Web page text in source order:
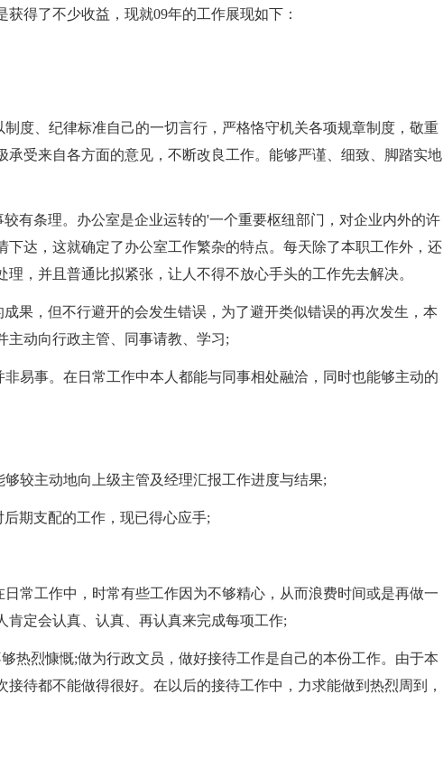
得了不少收益，现就09年的工作展现如下：
度、纪律标准自己的一切言行，严格恪守机关各项规章制度，敬重
承受来自各方面的意见，不断改良工作。能够严谨、细致、脚踏实地
有条理。办公室是企业运转的'一个重要枢纽部门，对企业内外的许
下达，这就确定了办公室工作繁杂的特点。每天除了本职工作外，还
，并且普通比拟紧张，让人不得不放心手头的工作先去解决。
果，但不行避开的会发生错误，为了避开类似错误的再次发生，本
主动向行政主管、同事请教、学习;
易事。在日常工作中本人都能与同事相处融洽，同时也能够主动的
较主动地向上级主管及经理汇报工作进度与结果;
期支配的工作，现已得心应手;
常工作中，时常有些工作因为不够精心，从而浪费时间或是再做一
肯定会认真、认真、再认真来完成每项工作;
热烈慷慨;做为行政文员，做好接待工作是自己的本份工作。由于本
接待都不能做得很好。在以后的接待工作中，力求能做到热烈周到，